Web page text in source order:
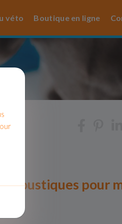
véto Boutique en ligne
moustiques pour